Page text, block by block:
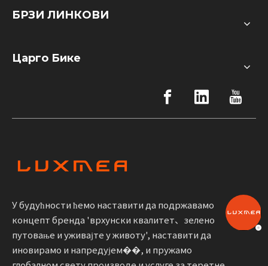
БРЗИ ЛИНКОВИ
Царго Бике
У будућности ћемо наставити да подржавамо
концепт бренда 'врхунски квалитет、зелено
путовање и уживајте у животу', наставити да
иновирамо и напредујем��, и пружамо